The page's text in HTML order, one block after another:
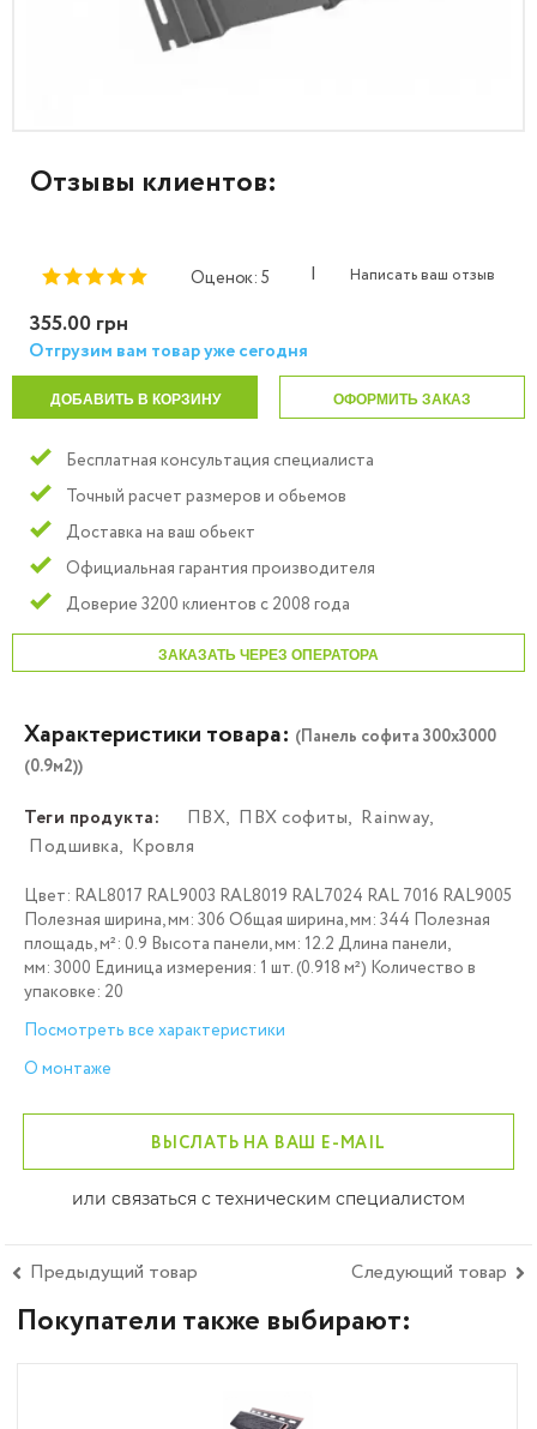
Отзывы клиентов:
Оценок: 5 | Написать ваш отзыв
355.00 грн
Отгрузим вам товар уже сегодня
ДОБАВИТЬ В КОРЗИНУ ОФОРМИТЬ ЗАКАЗ
Бесплатная консультация специалиста
Точный расчет размеров и обьемов
Доставка на ваш обьект
Официальная гарантия производителя
Доверие 3200 клиентов с 2008 года
ЗАКАЗАТЬ ЧЕРЕЗ ОПЕРАТОРА
Характеристики товара: (Панель софита 300x3000
(0.9м2))
Теги продукта: ПВХ, ПВХ софиты, Rainway,
Подшивка, Кровля
Цвет: RAL8017 RAL9003 RAL8019 RAL7024 RAL 7016 RAL9005
Полезная ширина, мм: 306 Общая ширина, мм: 344 Полезная
площадь, м²: 0.9 Высота панели, мм: 12.2 Длина панели,
мм: 3000 Единица измерения: 1 шт. (0.918 м²) Количество в
упаковке: 20
Посмотреть все характеристики
О монтаже
ВЫСЛАТЬ НА ВАШ E-MAIL
или связаться с техническим специалистом
Предыдущий товар Следующий товар
Покупатели также выбирают: